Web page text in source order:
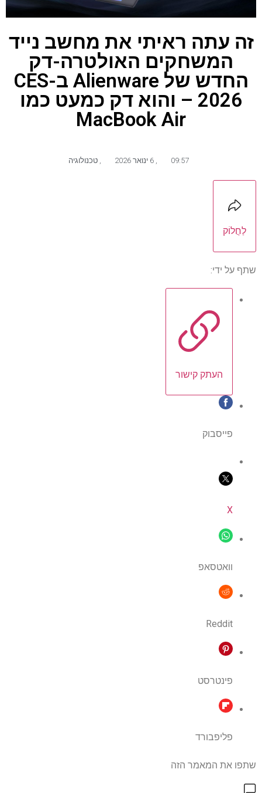
זה עתה ראיתי את מחשב נייד
המשחקים האולטרה-דק
החדש של Alienware ב-CES
2026 – והוא דק כמעט כמו
MacBook Air
09:57 טכנולוגיה
לַחֲלוֹק
שתף על ידי:
העתק קישור
פייסבוק
X
וואטסאפ
Reddit
פינטרסט
פליפבורד
שתפו את המאמר הזה